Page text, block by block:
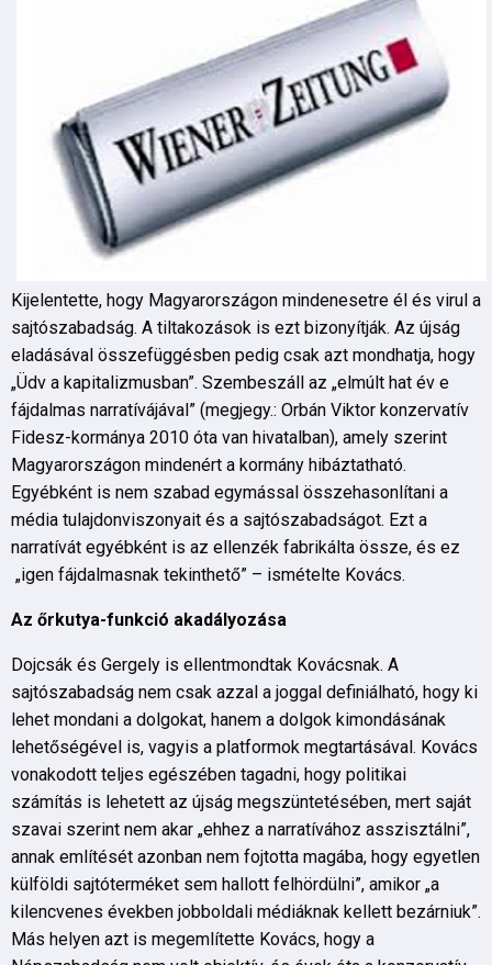
Kijelentette, hogy Magyarországon mindenesetre él és virul a
sajtószabadság. A tiltakozások is ezt bizonyítják. Az újság
eladásával összefüggésben pedig csak azt mondhatja, hogy
„Üdv a kapitalizmusban”. Szembeszáll az „elmúlt hat év e
fájdalmas narratívájával” (megjegy.: Orbán Viktor konzervatív
Fidesz-kormánya 2010 óta van hivatalban), amely szerint
Magyarországon mindenért a kormány hibáztatható.
Egyébként is nem szabad egymással összehasonlítani a
média tulajdonviszonyait és a sajtószabadságot. Ezt a
narratívát egyébként is az ellenzék fabrikálta össze, és ez
„igen fájdalmasnak tekinthető” – ismételte Kovács.
Az őrkutya-funkció akadályozása
Dojcsák és Gergely is ellentmondtak Kovácsnak. A
sajtószabadság nem csak azzal a joggal definiálható, hogy ki
lehet mondani a dolgokat, hanem a dolgok kimondásának
lehetőségével is, vagyis a platformok megtartásával. Kovács
vonakodott teljes egészében tagadni, hogy politikai
számítás is lehetett az újság megszüntetésében, mert saját
szavai szerint nem akar „ehhez a narratívához asszisztálni”,
annak említését azonban nem fojtotta magába, hogy egyetlen
külföldi sajtóterméket sem hallott felhördülni”, amikor „a
kilencvenes években jobboldali médiáknak kellett bezárniuk”.
Más helyen azt is megemlítette Kovács, hogy a